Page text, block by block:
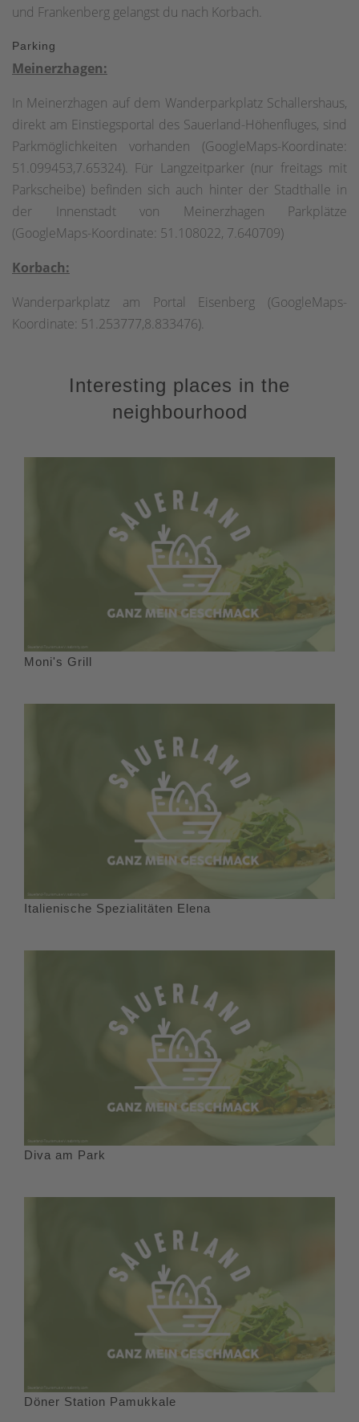
und Frankenberg gelangst du nach Korbach.
Parking
Meinerzhagen:
In Meinerzhagen auf dem Wanderparkplatz Schallershaus,
direkt am Einstiegsportal des Sauerland-Höhenfluges, sind
Parkmöglichkeiten vorhanden (GoogleMaps-Koordinate:
51.099453,7.65324). Für Langzeitparker (nur freitags mit
Parkscheibe) befinden sich auch hinter der Stadthalle in
der Innenstadt von Meinerzhagen Parkplätze
(GoogleMaps-Koordinate: 51.108022, 7.640709)
Korbach:
Wanderparkplatz am Portal Eisenberg (GoogleMaps-
Koordinate: 51.253777,8.833476).
Interesting places in the
neighbourhood
Moni's Grill
Italienische Spezialitäten Elena
Diva am Park
Döner Station Pamukkale